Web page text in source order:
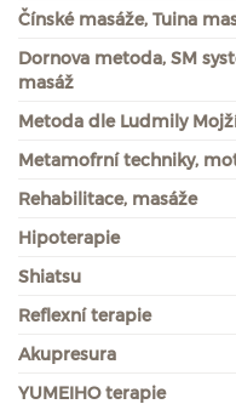
Čínské masáže, Tuina
Dornova metoda, SM
masáž
Metoda dle Ludmily
Metamofrní techniky,
Rehabilitace, masáže
Hipoterapie
Shiatsu
Reflexní terapie
Akupresura
YUMEIHO terapie